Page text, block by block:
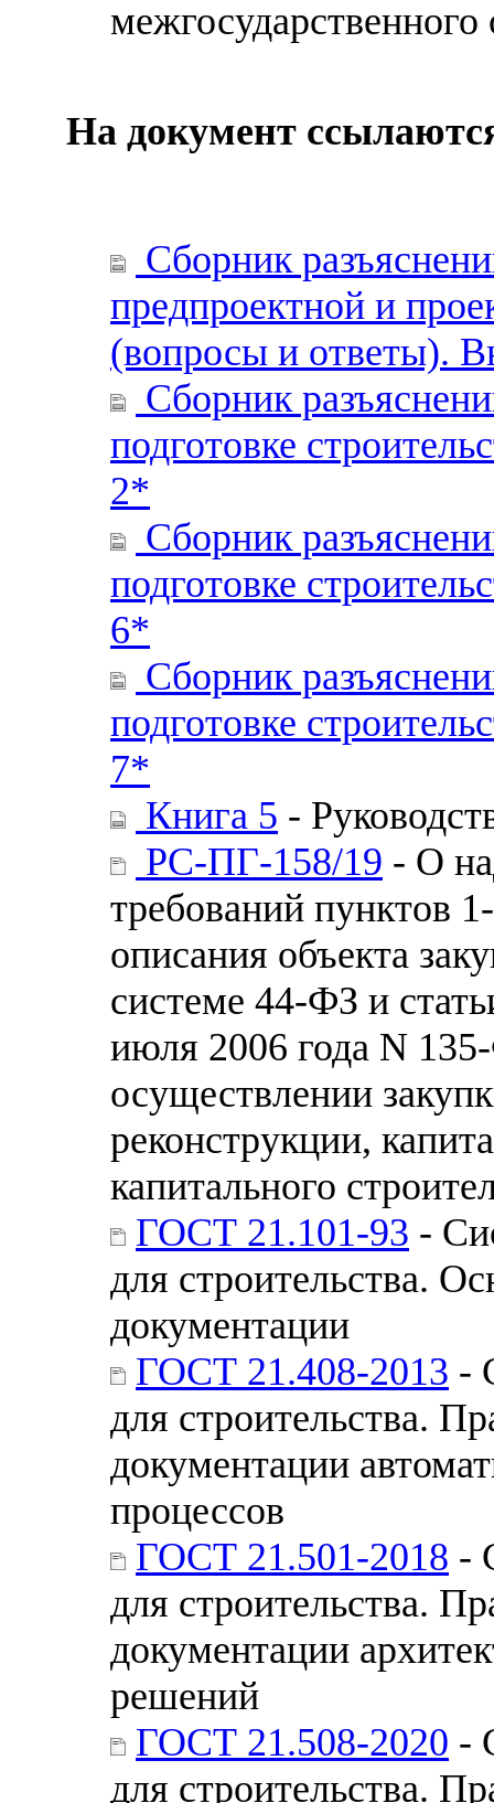
межгосударственного
На документ
Сборник
предпроектной и
(вопросы и ответы).
Сборник
подготовке
2*
Сборник
подготовке
6*
Сборник
подготовке
7*
Книга 5 -
РС-ПГ-158/19 - О
требований пунктов
описания объекта
системе 44-ФЗ и
июля 2006 года N
осуществлении
реконструкции,
капитального
ГОСТ 21.101-93 -
для строительства.
документации
ГОСТ 21.408-2013 -
для строительства.
документации
процессов
ГОСТ 21.501-2018 -
для строительства.
документации
решений
ГОСТ 21.508-2020 -
для строительства.